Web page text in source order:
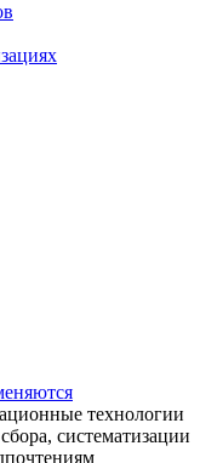
технологии
систематизации